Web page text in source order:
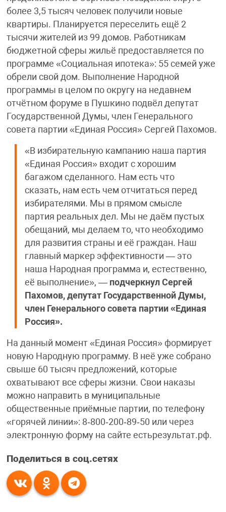
более 3,5 тысяч человек получили новые
квартиры. Планируется переселить ещё 2
тысячи жителей из 99 домов. Работникам
бюджетной сферы жильё предоставляется по
программе «Социальная ипотека»: 55 семей уже
обрели свой дом. Выполнение Народной
программы в целом по округу на недавнем
отчётном форуме в Пушкино подвёл депутат
Государственной Думы, член Генерального
совета партии «Единая Россия» Сергей Пахомов.
«В избирательную кампанию наша партия
«Единая Россия» входит с хорошим
багажом сделанного. Нам есть что
сказать, нам есть чем отчитаться перед
избирателями. Мы в прямом смысле
партия реальных дел. Мы не даём пустых
обещаний, мы делаем то, что необходимо
для развития страны и её граждан. Наш
главный маркер эффективности — это
наша Народная программа и, естественно,
её выполнение», —подчеркнул Сергей
Пахомов, депутат Государственной Думы,
член Генерального совета партии «Единая
Россия».
На данный момент «Единая Россия» формирует
новую Народную программу. В неё уже собрано
свыше 60 тысяч предложений, которые
охватывают все сферы жизни. Свои наказы
можно направить в муниципальные
общественные приёмные партии, по телефону
«горячей линии»: 8‑800‑200‑89‑50 или через
электронную форму на сайте естьрезультат.рф.
Поделиться в соц.сетях